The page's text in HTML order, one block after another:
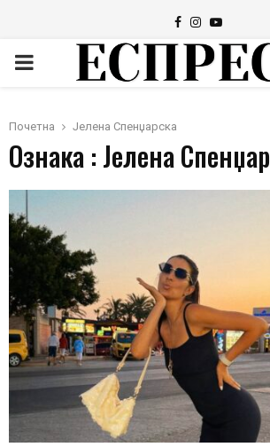
Facebook
Instagram
Youtube
PRIMARY
Почетна Јелена Спенџарска
Ознака : Јелена